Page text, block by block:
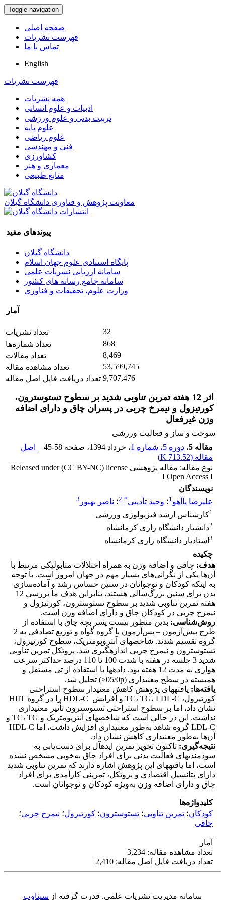
Toggle navigation
صفحه اصلی
فهرست نشریات
تماس با ما
English
فهرست نشریات
همه نشریات
ادبیات و علوم انسانی
تربیت بدنی و علوم ورزشی
علوم پایه
علوم ریاضی
فنی و مهندسی
کشاورزی
معماری و هنر
منابع طبیعی
معاونت پژوهش و فناوری دانشگاه گیلان
پیوندهای مفید
دانشگاه گیلان
پایگاه استنادی علوم جهان اسلام
سامانه ارزیابی نشریات علمی
سامانه جامع رسانه های کشور
وزارت علوم، تحقیقات و فناوری
آمار
تعداد نشریات
32
تعداد شماره‌ها
868
تعداد مقالات
8,469
تعداد مشاهده مقاله
53,599,745
تعداد دریافت فایل اصل مقاله 9,707,476
اثر 12 هفته تمرین تناوبی شدید بر سطوح تستوسترون،
کورتیزول و نیمرخ چربی در پسران چاق و دارای اضافه
‌وزن غیرفعال
سوخت و ساز و فعالیت ورزشی
مقاله 5
، دوره 5، شماره 1 ، خرداد 1394 ، صفحه 45-58
اصل
مقاله (713.52 K
)
نوع مقاله: مقاله پژوهشی Released under (CC BY-NC) license
I Open Access I
نویسندگان
علیرضا پاآهو1؛ وحید تأدیبی*
2؛ ناصر بهپور 3
1کارشناس ارشد فیزیولوژی ورزشی
2دانشیار دانشگاه رازی کرمانشاه
3 استادیار دانشگاه رازی کرمانشاه
چکیده
هدف: چاقی و اضافه وزن به همراه اختلالات متابولیکی مرتبط با
آن‌ها یکی از نگرانی‌های بسیار مهم در جهان امروز است. با توجه
به این­که کودکان و نوجوانان در سنین حساس رشد و آماده‌سازی
بدن برای سنین بزرگ‌سالی هستند، بنابراین هدف ما بررسی 12
هفته تمرین تناوبی شدید بر سطوح تستوسترون، کورتیزول و
نیمرخ چربی در کودکان چاق و دارای اضافه وزن است.
روش‌شناسی: بدین منظور بیست پسر بچه چاق با استفاده از
طرح پیش‌آزمون – پس‌آزمون با گروه گواه و توزیع تصادفی به 2
گروه تقسیم شدند. شاخص­های آنتروپومتریک، سطوح کورتیزول،
تستوسترون و نیمرخ چربی اندازه­گیری شد. پروتکل تمرین تناوبی
شدید 3 جلسه در هفته با شدت 100 تا 110 درصد حداکثر سرعت
هوازی به مدت 12 هفته بود. داده­ها با استفاده از تی مستقل و
همبسته در سطح معنی­داری (05/0p≤) تحلیل شد.
یافته‌ها: یافته­های پژوهش کاهش معنی­دار سطوح استراحتی
کورتیزول، TC، TG، LDL-C و افزایش HDL-C را در گروه HIIT
نشان داد، اما بر سطوح استراحتی تستوسترون تأثیر معنی­داری
نداشت. این در حالی است که شاخص­های آنترپومتریک و TC، TG و
LDL-C گروه شاهد به‌طور معنی­داری افزایش داشت، اما HDL-C
آن‌ها به‌طور معنی­داری کاهش نشان داد.
نتیجه‌گیری: تاکنون تجویز تمرین ایده­آل برای دست‌یابی به
سودمندی­های فعالیت بدنی برای افراد چاق به‌خوبی مشخص نشده
است، اما یافته­های این پژوهش اشاره دارند که تمرین تناوبی شدید
دارای پتانسیل اقتصادی و پروتکل، تمرینی کارآمدی برای افراد
چاق و دارای اضافه وزن به‌ویژه کودکان و نوجوانان است.
کلیدواژه‌ها
کودکان؛ تمرین تناوبی؛ تستوسترون؛ کورتیزول؛ نیمرخ چربی؛
چاقی
آمار
تعداد مشاهده مقاله: 3,234
تعداد دریافت فایل اصل مقاله: 2,410
سامانه مدیریت نشریات علمی. قدرت گرفته از سیناوب